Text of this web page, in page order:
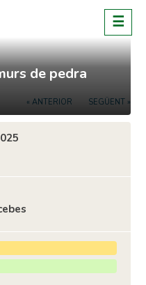
☰
« ANTERIOR SEGÜENT »
de pedra